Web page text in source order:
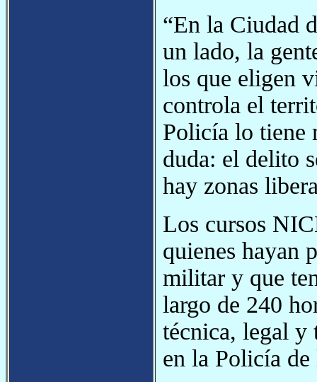
“En la Ciudad
un lado, la
los que eligen
controla el
Policía lo tiene
duda: el delito
hay zonas
Los cursos
quienes hayan
militar y que
largo de 240
técnica, legal y
en la Policía